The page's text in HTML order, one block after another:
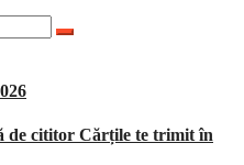
de cititor Cărțile te trimit în